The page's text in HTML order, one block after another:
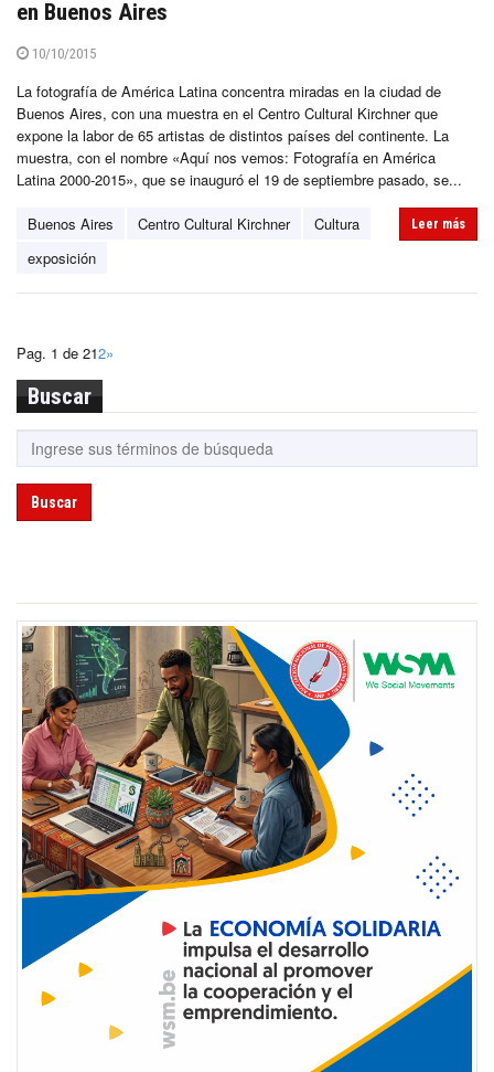
en Buenos Aires
10/10/2015
La fotografía de América Latina concentra miradas en la ciudad de
Buenos Aires, con una muestra en el Centro Cultural Kirchner que
expone la labor de 65 artistas de distintos países del continente. La
muestra, con el nombre «Aquí nos vemos: Fotografía en América
Latina 2000-2015», que se inauguró el 19 de septiembre pasado, se...
Buenos Aires Centro Cultural Kirchner
Cultura
exposición
Leer más
Pag. 1 de 212»
Buscar
Buscar